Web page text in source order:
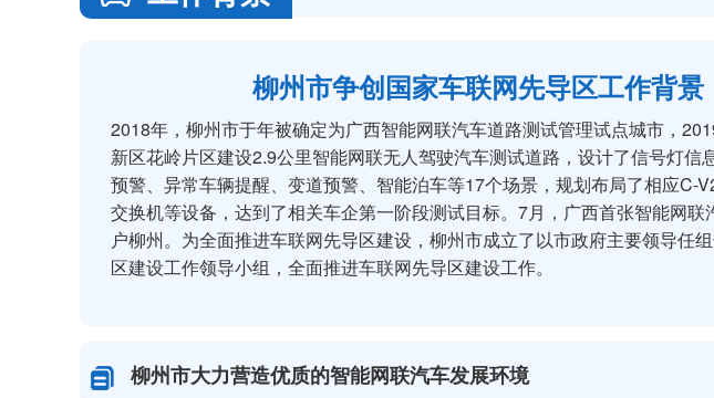
柳州市争创国家车联网先导区工作背景
2018年，柳州市于年被确定为广西智能网联汽车道路测试管理试点城市，
新区花岭片区建设2.9公里智能网联无人驾驶汽车测试道路，设计了信号灯信
预警、异常车辆提醒、变道预警、智能泊车等17个场景，规划布局了相应C-
交换机等设备，达到了相关车企第一阶段测试目标。7月，广西首张智能网联
户柳州。为全面推进车联网先导区建设，柳州市成立了以市政府主要领导任
区建设工作领导小组，全面推进车联网先导区建设工作。
柳州市大力营造优质的智能网联汽车发展环境